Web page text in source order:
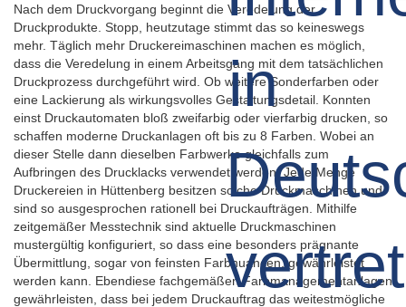
Nach dem Druckvorgang beginnt die Veredelung der
Druckprodukte. Stopp, heutzutage stimmt das so keineswegs
mehr. Täglich mehr Druckereimaschinen machen es möglich,
dass die Veredelung in einem Arbeitsgang mit dem tatsächlichen
Druckprozess durchgeführt wird. Ob weitere Sonderfarben oder
eine Lackierung als wirkungsvolles Gestaltungsdetail. Konnten
einst Druckautomaten bloß zweifarbig oder vierfarbig drucken, so
schaffen moderne Druckanlagen oft bis zu 8 Farben. Wobei an
dieser Stelle dann dieselben Farbwerke gleichfalls zum
Aufbringen des Drucklacks verwendet werden. Jede Menge
Druckereien in Hüttenberg besitzen solche Druckmaschinen und
sind so ausgesprochen rationell bei Druckaufträgen. Mithilfe
zeitgemäßer Messtechnik sind aktuelle Druckmaschinen
mustergültig konfiguriert, so dass eine besonders prägnante
Übermittlung, sogar von feinsten Farbnuancen, gewährleistet
werden kann. Ebendiese fachgemäßen Farbmanagementanlagen
gewährleisten, dass bei jedem Druckauftrag das weitestmögliche